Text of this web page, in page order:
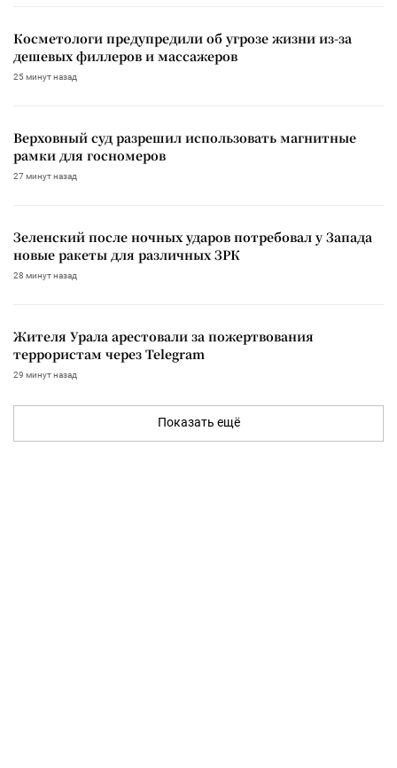
Косметологи предупредили об угрозе жизни из-за
дешевых филлеров и массажеров
25 минут назад
Верховный суд разрешил использовать магнитные
рамки для госномеров
27 минут назад
Зеленский после ночных ударов потребовал у Запада
новые ракеты для различных ЗРК
28 минут назад
Жителя Урала арестовали за пожертвования
террористам через Telegram
29 минут назад
Показать ещё